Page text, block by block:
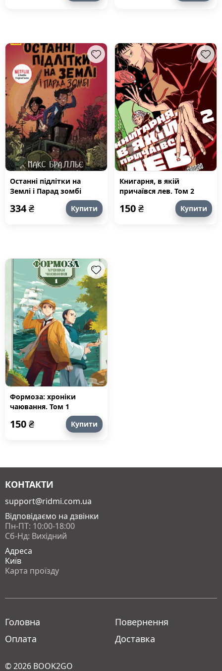
Останні підлітки на
Землі і Парад зомбі
334₴ Купити
Книгарня, в якій
причаївся лев. Том 2
150₴ Купити
Формоза: хроніки
чаювання. Том 1
150₴ Купити
КОНТАКТИ
support@ridmi.com.ua
Відповідаємо на дзвінки
Пн-ПТ: 10:00-18:00
Сб-Нд: Вихідний
Адреса
Київ
Карта проїзду
Головна
Оплата
Повернення
Доставка
© 2026 BOOK2GO